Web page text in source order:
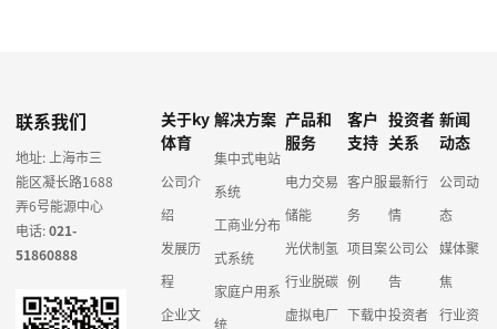
联系我们
地址: 上海市三
能区凝长路1688
弄6号能源中心
电话:021-
51860888
关于ky
体育
公司介
绍
发展历
程
企业文
解决方案
集中式电站
系统
工商业分布
式系统
家庭户用系
统
产品和
服务
电力交易
储能
光伏制氢
行业脱碳
虚拟电厂
客户
支持
客户服
务
项目案
例
下载中
投资者
关系
最新行
情
公司公
告
投资者
新闻
动态
公司动
态
媒体聚
焦
行业资